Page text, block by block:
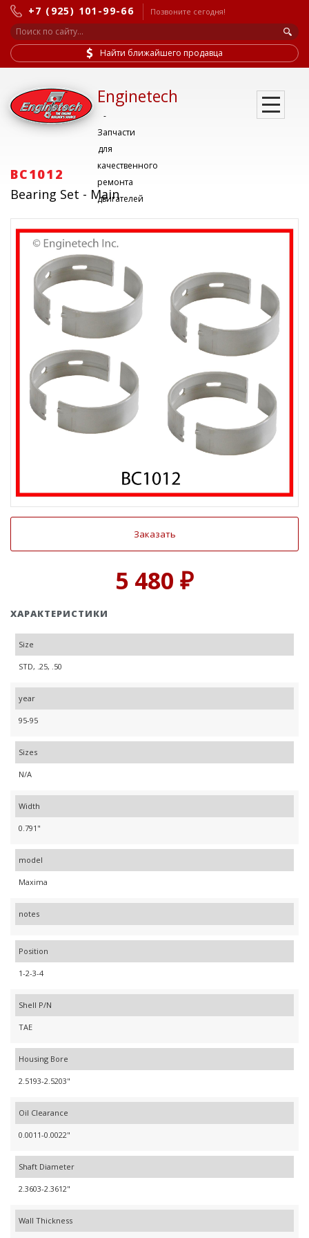
+7 (925) 101-99-66 Позвоните сегодня!
Найти ближайшего продавца
Enginetech
-
Запчасти
для
качественного
ремонта
двигателей
BC1012
Bearing Set - Main
Заказать
5 480 ₽
ХАРАКТЕРИСТИКИ
Size
STD, .25, .50
year
95-95
Sizes
N/A
Width
0.791"
model
Maxima
notes
Position
1-2-3-4
Shell P/N
TAE
Housing Bore
2.5193-2.5203"
Oil Clearance
0.0011-0.0022"
Shaft Diameter
2.3603-2.3612"
Wall Thickness